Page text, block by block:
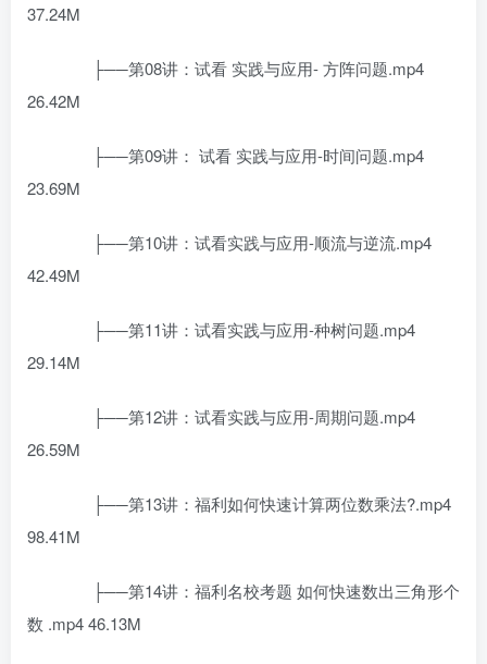
37.24M
├──第08讲：试看 实践与应用- 方阵问题.mp4
26.42M
├──第09讲： 试看 实践与应用-时间问题.mp4
23.69M
├──第10讲：试看实践与应用-顺流与逆流.mp4
42.49M
├──第11讲：试看实践与应用-种树问题.mp4
29.14M
├──第12讲：试看实践与应用-周期问题.mp4
26.59M
├──第13讲：福利如何快速计算两位数乘法?.mp4
98.41M
├──第14讲：福利名校考题 如何快速数出三角形个
数 .mp4 46.13M